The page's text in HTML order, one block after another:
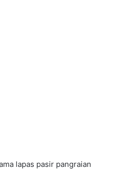
lapas pasir pangraian